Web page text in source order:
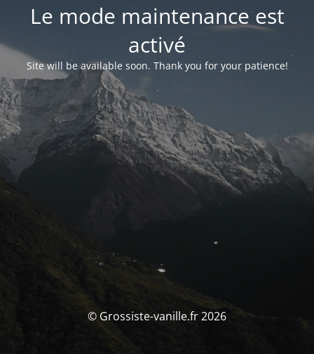
Le mode maintenance est
activé
Site will be available soon. Thank you for your patience!
© Grossiste-vanille.fr 2026